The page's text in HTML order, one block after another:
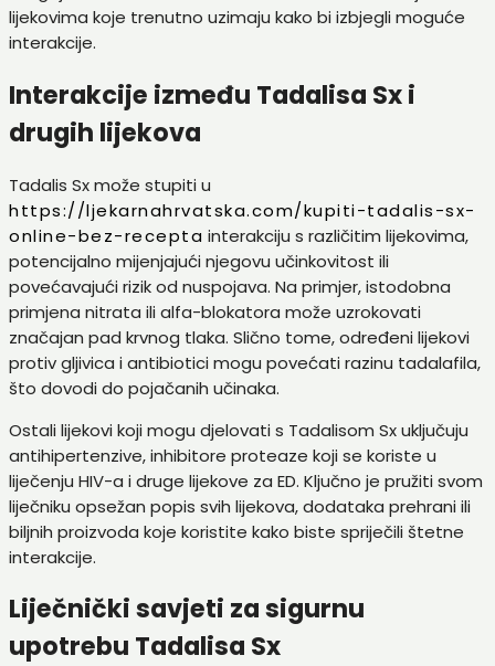
lijekovima koje trenutno uzimaju kako bi izbjegli moguće
interakcije.
Interakcije između Tadalisa Sx i
drugih lijekova
Tadalis Sx može stupiti u
https://ljekarnahrvatska.com/kupiti-tadalis-sx-
online-bez-recepta interakciju s različitim lijekovima,
potencijalno mijenjajući njegovu učinkovitost ili
povećavajući rizik od nuspojava. Na primjer, istodobna
primjena nitrata ili alfa-blokatora može uzrokovati
značajan pad krvnog tlaka. Slično tome, određeni lijekovi
protiv gljivica i antibiotici mogu povećati razinu tadalafila,
što dovodi do pojačanih učinaka.
Ostali lijekovi koji mogu djelovati s Tadalisom Sx uključuju
antihipertenzive, inhibitore proteaze koji se koriste u
liječenju HIV-a i druge lijekove za ED. Ključno je pružiti svom
liječniku opsežan popis svih lijekova, dodataka prehrani ili
biljnih proizvoda koje koristite kako biste spriječili štetne
interakcije.
Liječnički savjeti za sigurnu
upotrebu Tadalisa Sx